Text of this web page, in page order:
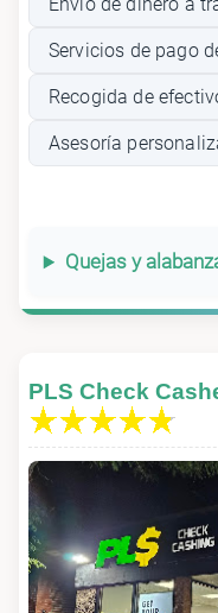
Servicios de pago
Recogida de
Asesoría
Quejas y
PLS Check